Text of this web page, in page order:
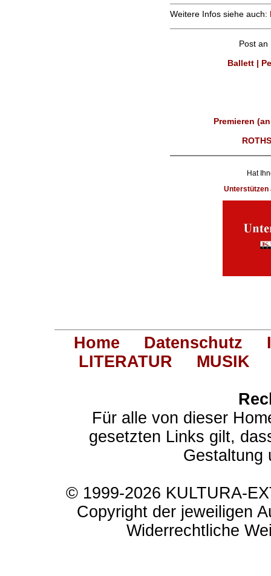
Weitere Infos siehe auch:
Post an
Ballett |
Premieren
Hat
Unterstützen
Home Datenschutz
LITERATUR
MUSIK
Für alle von dieser
gesetzten Links gilt,
Gestaltung
© 1999-2026 KULTURA-
Copyright der jeweiligen
Widerrechtliche